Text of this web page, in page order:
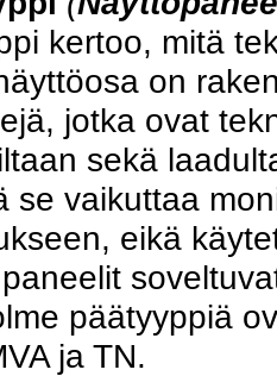
kertoo, mitä
on
jotka ovat
sekä
se vaikuttaa
eikä
päätyyppiä
ja TN.